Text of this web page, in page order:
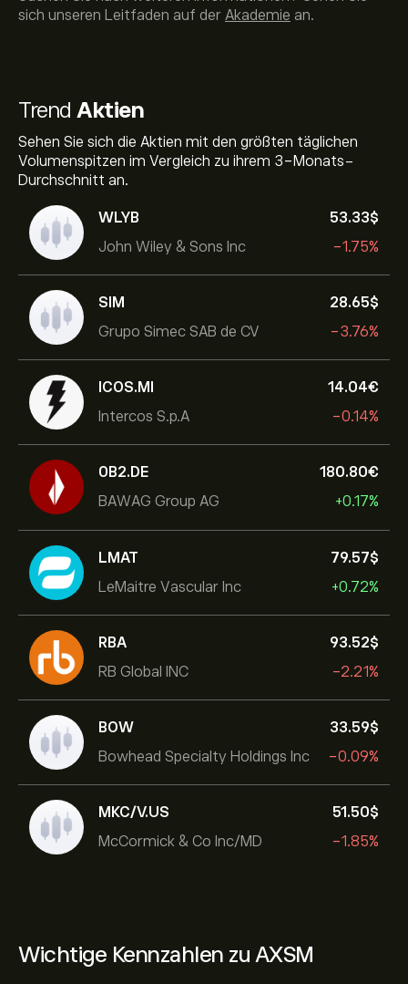
Trend Aktien
Sehen Sie sich die Aktien mit den größten täglichen
Volumenspitzen im Vergleich zu ihrem 3-Monats-
Durchschnitt an.
WLYB
John Wiley & Sons Inc
53.33‎$‎
-1.75%
SIM
Grupo Simec SAB de CV
28.65‎$‎
-3.76%
ICOS.MI
Intercos S.p.A
14.04‎€‎
-0.14%
0B2.DE
BAWAG Group AG
180.80‎€‎
+0.17%
LMAT
LeMaitre Vascular Inc
79.57‎$‎
+0.72%
RBA
RB Global INC
93.52‎$‎
-2.21%
BOW
Bowhead Specialty Holdings Inc
33.59‎$‎
-0.09%
MKC/V.US
McCormick & Co Inc/MD
51.50‎$‎
-1.85%
Wichtige Kennzahlen zu AXSM
sich unseren Leitfaden auf der Akademie an.